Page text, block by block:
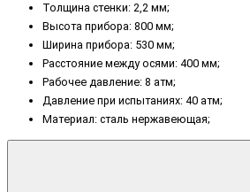
Толщина стенки: 2,2 мм;
Высота прибора: 800 мм;
Ширина прибора: 530 мм;
Расстояние между осями: 400 мм;
Рабочее давление: 8 атм;
Давление при испытаниях: 40 атм;
Материал: сталь нержавеющая;